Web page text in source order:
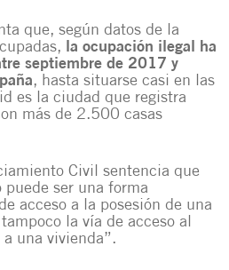
que, según datos de la
la ocupación ilegal ha
septiembre de 2017 y
, hasta situarse casi en las
es la ciudad que registra
más de 2.500 casas
Civil sentencia que
puede ser una forma
acceso a la posesión de una
la vía de acceso al
una vivienda”.